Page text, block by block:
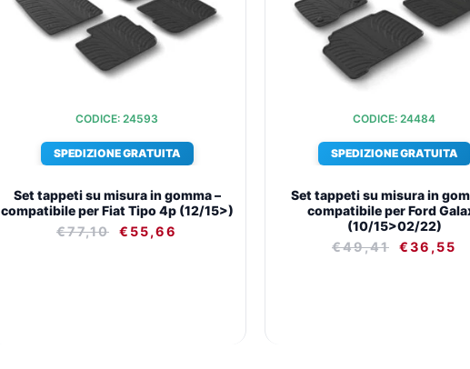
ovale
Toyota
Short
(05/20>)
fix
ovale
quantità
CODICE: 24593
SPEDIZIONE GRATUITA
Set tappeti su misura in gomma –
compatibile per Fiat Tipo 4p (12/15>)
€77,10
€77,10.
€ 55,66
€55,66.
CODICE: 24484
SPEDIZIONE GRATUITA
Set tappeti su misura in
compatibile per Ford
(10/15>02/22)
€49,41
€49,41.
€36,55